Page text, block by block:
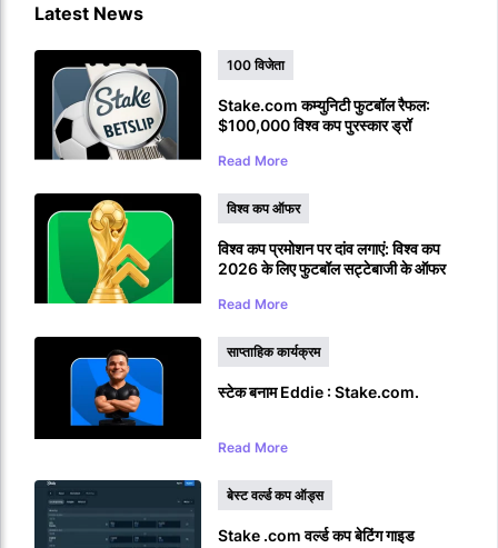
Latest News
100 विजेता
Stake.com कम्युनिटी फुटबॉल रैफल:
$100,000 विश्व कप पुरस्कार ड्रॉ
Read More
विश्व कप ऑफर
विश्व कप प्रमोशन पर दांव लगाएं: विश्व कप
2026 के लिए फुटबॉल सट्टेबाजी के ऑफर
Read More
साप्ताहिक कार्यक्रम
स्टेक बनाम Eddie : Stake.com.
Read More
बेस्ट वर्ल्ड कप ऑड्स
Stake .com वर्ल्ड कप बेटिंग गाइड